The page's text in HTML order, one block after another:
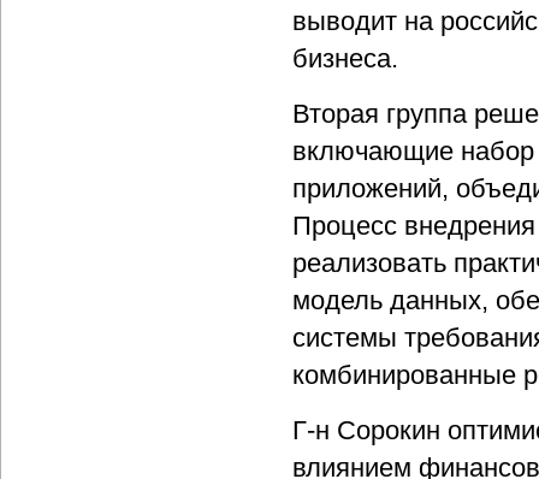
выводит на
бизнеса.
Вторая группа
включающие набор
приложений,
Процесс
реализовать
модель данных,
системы
комбинированные
Г-н Сорокин
влиянием